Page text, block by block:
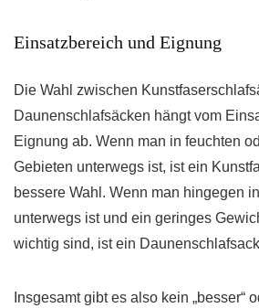
Einsatzbereich und Eignung
Die Wahl zwischen
Daunenschlafsäcken hängt vom
Eignung ab. Wenn man in feuchten
Gebieten unterwegs ist, ist ein
bessere Wahl. Wenn man hingegen
unterwegs ist und ein geringes
wichtig sind, ist ein
Insgesamt gibt es also kein „besser“